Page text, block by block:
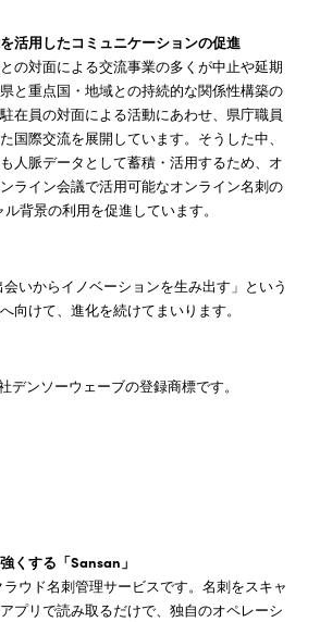
活用したコミュニケーションの促進
の対面による交流事業の多くが中止や延期
と重点国・地域との持続的な関係性構築の
在員の対面による活動にあわせ、県庁職員
国際交流を展開しています。そうした中、
人脈データとして蓄積・活用するため、オ
ライン会議で活用可能なオンライン名刺の
背景の利用を促進しています。
いからイノベーションを生み出す」という
向けて、進化を続けてまいります。
デンソーウェーブの登録商標です。
くする「Sansan」
ウド名刺管理サービスです。名刺をスキャ
プリで読み取るだけで、独自のオペレーシ